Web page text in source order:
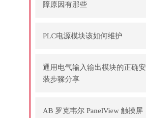
障原因有那些
PLC电源模块该如何维护
通用电气输入输出模块的正确安
装步骤分享
AB 罗克韦尔 PanelView 触摸屏